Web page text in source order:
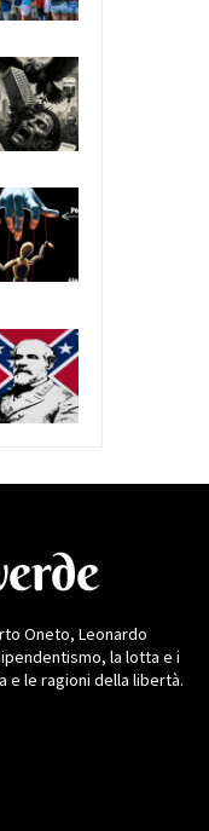
Oneto, Leonardo
la lotta e i
e le ragioni della libertà.